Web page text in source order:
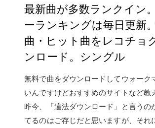
最新曲が多数ランクイン
ーランキングは毎日更新
曲・ヒット曲をレコチョ
ンロード。シングル
無料で曲をダウンロードしてウォーク
いんですけどおすすめのサイトなど教
昨今、「違法ダウンロード」と言うの
てるのはご存じだと思いますが、それ